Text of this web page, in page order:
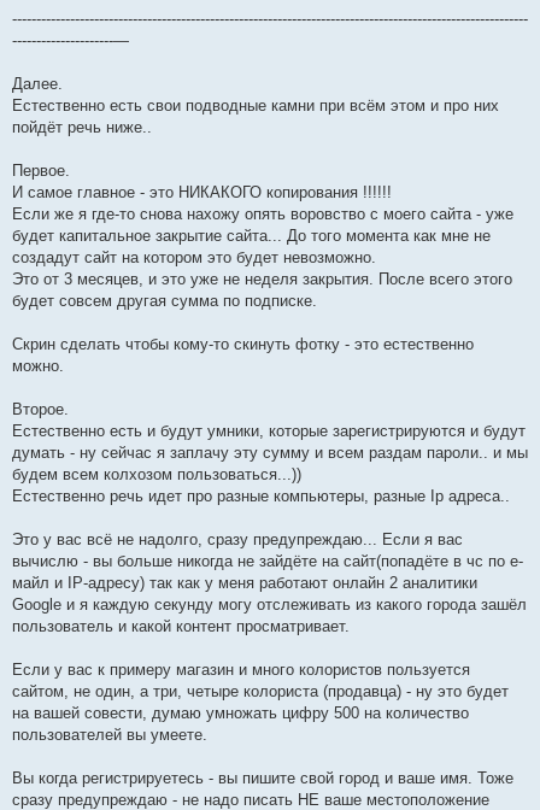
-----------------------------------------------------------------------------------------------------------
---------------------—
Далее.
Естественно есть свои подводные камни при всём этом и про них
пойдёт речь ниже..
Первое.
И самое главное - это НИКАКОГО копирования !!!!!!
Если же я где-то снова нахожу опять воровство с моего сайта - уже
будет капитальное закрытие сайта... До того момента как мне не
создадут сайт на котором это будет невозможно.
Это от 3 месяцев, и это уже не неделя закрытия. После всего этого
будет совсем другая сумма по подписке.
Скрин сделать чтобы кому-то скинуть фотку - это естественно
можно.
Второе.
Естественно есть и будут умники, которые зарегистрируются и будут
думать - ну сейчас я заплачу эту сумму и всем раздам пароли.. и мы
будем всем колхозом пользоваться...))
Естественно речь идет про разные компьютеры, разные Ip адреса..
Это у вас всё не надолго, сразу предупреждаю... Если я вас
вычислю - вы больше никогда не зайдёте на сайт(попадёте в чс по е-
майл и IP-адресу) так как у меня работают онлайн 2 аналитики
Google и я каждую секунду могу отслеживать из какого города зашёл
пользователь и какой контент просматривает.
Если у вас к примеру магазин и много колористов пользуется
сайтом, не один, а три, четыре колориста (продавца) - ну это будет
на вашей совести, думаю умножать цифру 500 на количество
пользователей вы умеете.
Вы когда регистрируетесь - вы пишите свой город и ваше имя. Тоже
сразу предупреждаю - не надо писать НЕ ваше местоположение